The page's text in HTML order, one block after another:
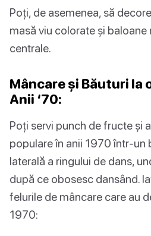
Poți, de asemenea, să
masă viu colorate și baloane
centrale.
Mâncare și Băuturi la
Anii ‘70:
Poți servi punch de fructe și
populare în anii 1970 într-un
laterală a ringului de dans,
după ce obosesc dansând.
felurile de mâncare care au
1970: